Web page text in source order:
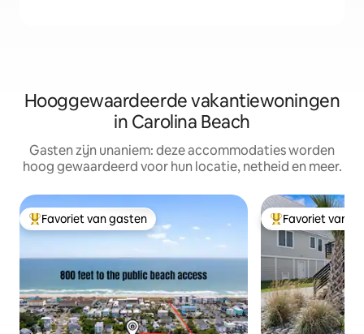
Hooggewaardeerde vakantiewoningen
in Carolina Beach
Gasten zijn unaniem: deze accommodaties worden
hoog gewaardeerd voor hun locatie, netheid en meer.
Topfavoriet van gasten
Favoriet van gasten Topfavoriet van
Favoriet van